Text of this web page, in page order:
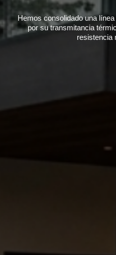
Hemos consolidado una
por su transmitancia
resistencia